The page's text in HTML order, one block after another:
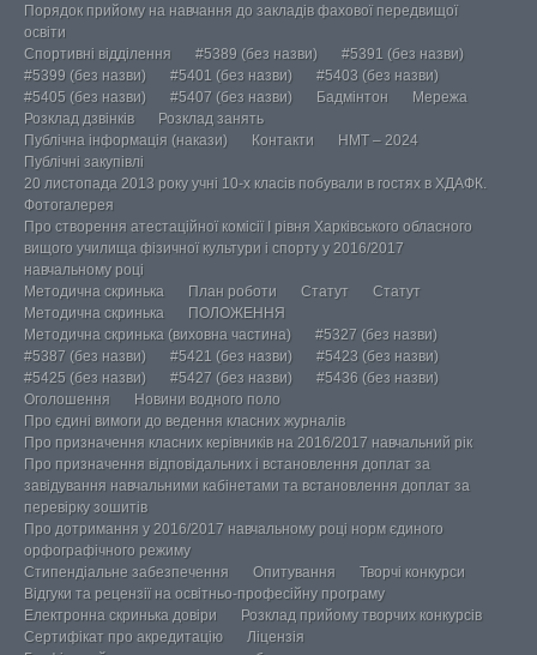
Порядок прийому на навчання до закладів фахової передвищої
освіти
Спортивні відділення
#5389 (без назви)
#5391 (без назви)
#5399 (без назви)
#5401 (без назви)
#5403 (без назви)
#5405 (без назви)
#5407 (без назви) Бадмінтон
Мережа
Розклад дзвінків
Розклад занять
Публічна інформація (накази)
Контакти
НМТ – 2024
Публічні закупівлі
20 листопада 2013 року учні 10-х класів побували в гостях в ХДАФК.
Фотогалерея
Про створення атестаційної комісії І рівня Харківського обласного
вищого училища фізичної культури і спорту у 2016/2017
навчальному році
Методична скринька
План роботи Статут
Статут
Методична скринька
ПОЛОЖЕННЯ
Методична скринька (виховна частина)
#5327 (без назви)
#5387 (без назви)
#5421 (без назви)
#5423 (без назви)
#5425 (без назви)
#5427 (без назви)
#5436 (без назви)
Оголошення
Новини водного поло
Про єдині вимоги до ведення класних журналів
Про призначення класних керівників на 2016/2017 навчальний рік
Про призначення відповідальних і встановлення доплат за
завідування навчальними кабінетами та встановлення доплат за
перевірку зошитів
Про дотримання у 2016/2017 навчальному році норм єдиного
орфографічного режиму
Стипендіальне забезпечення
Опитування
Творчі конкурси
Відгуки та рецензії на освітньо-професійну програму
Електронна скринька довіри
Розклад прийому творчих конкурсів
Сертифікат про акредитацію
Ліцензія